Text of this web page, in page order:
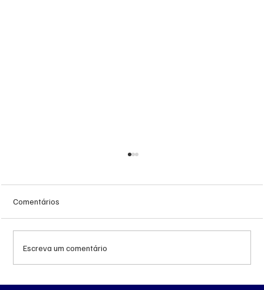
Comentários
Escreva um comentário